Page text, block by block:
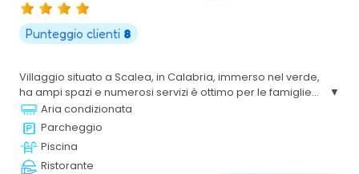
Punteggio clienti 8
Villaggio situato a Scalea, in Calabria, immerso nel verde,
ha ampi spazi e numerosi servizi è ottimo per le famiglie
che cercano servizi e comodità con particolare
attenzione per i più piccoli e per il relax delle mamme e
dei papà.
Aria condizionata
Parcheggio
Piscina
Ristorante